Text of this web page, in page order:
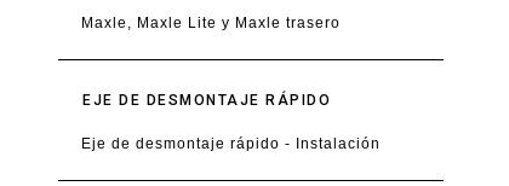
Maxle, Maxle Lite y Maxle trasero
EJE DE DESMONTAJE RÁPIDO
Eje de desmontaje rápido - Instalación